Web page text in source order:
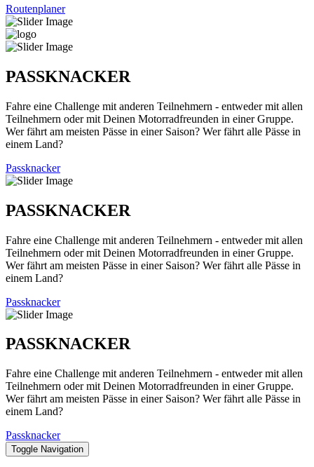
Routenplaner
PASSKNACKER
Fahre eine Challenge mit anderen Teilnehmern - entweder mit allen
Teilnehmern oder mit Deinen Motorradfreunden in einer Gruppe.
Wer fährt am meisten Pässe in einer Saison? Wer fährt alle Pässe in
einem Land?
Passknacker
PASSKNACKER
Fahre eine Challenge mit anderen Teilnehmern - entweder mit allen
Teilnehmern oder mit Deinen Motorradfreunden in einer Gruppe.
Wer fährt am meisten Pässe in einer Saison? Wer fährt alle Pässe in
einem Land?
Passknacker
PASSKNACKER
Fahre eine Challenge mit anderen Teilnehmern - entweder mit allen
Teilnehmern oder mit Deinen Motorradfreunden in einer Gruppe.
Wer fährt am meisten Pässe in einer Saison? Wer fährt alle Pässe in
einem Land?
Passknacker
Toggle Navigation